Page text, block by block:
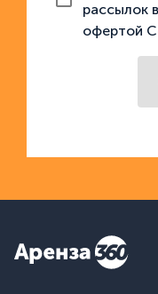
рассылок
офертой